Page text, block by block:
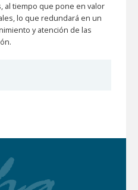
al tiempo que pone en valor
lo que redundará en un
y atención de las